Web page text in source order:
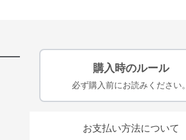
購入時のルール
必ず購入前にお読みください。
お支払い方法について